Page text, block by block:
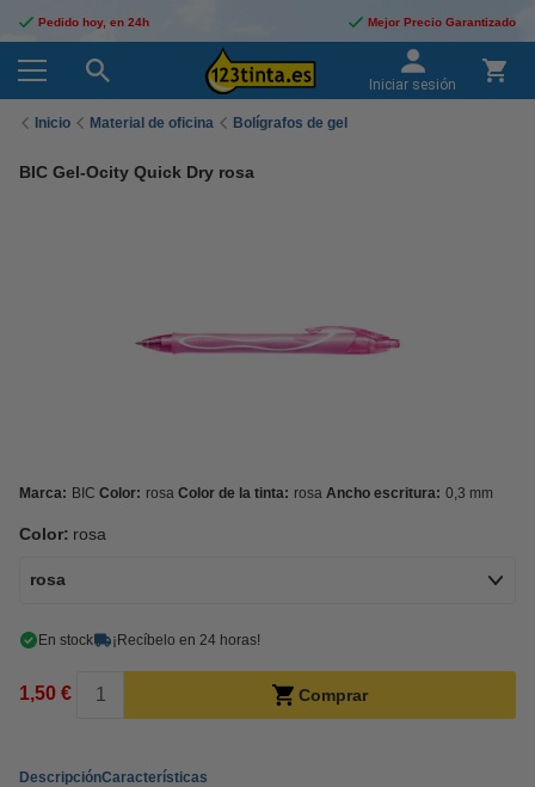
Pedido hoy, en 24h Mejor Precio Garantizado
Iniciar sesión
Inicio Material de oficina Bolígrafos de gel
BIC Gel-Ocity Quick Dry rosa
Marca: BIC Color: rosa Color de la tinta: rosa Ancho escritura: 0,3 mm
Color: rosa
rosa
En stock ¡Recíbelo en 24 horas!
1,50 € Comprar
DescripciónCaracterísticas